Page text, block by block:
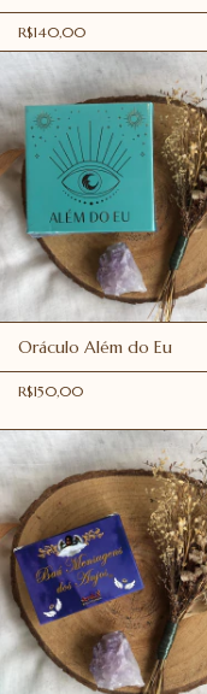
R$140,00
Oráculo Além do Eu
R$150,00